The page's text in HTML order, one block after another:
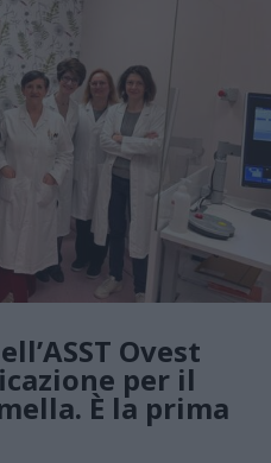
Ovest
per il
È la prima